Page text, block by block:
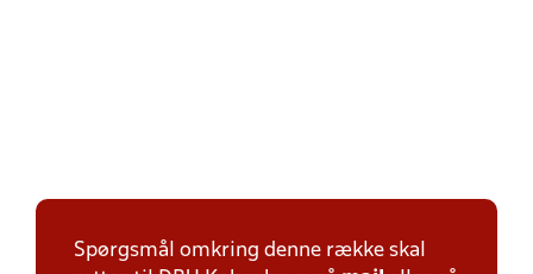
Spørgsmål omkring denne række skal